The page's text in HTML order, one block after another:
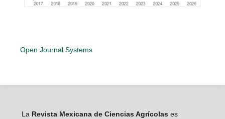
Open Journal Systems
La Revista Mexicana de Ciencias Agrícolas es